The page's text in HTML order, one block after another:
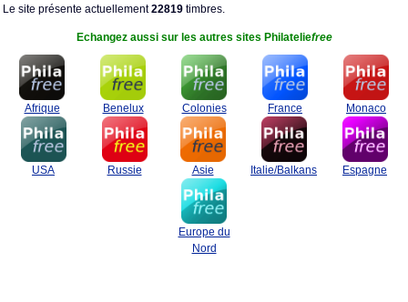
Le site présente actuellement22819 timbres.
Echangez aussi sur les autres sites Philateliefree
Afrique Benelux Colonies France Monaco
USA Russie Asie Italie/Balkans Espagne
Europe du
Nord